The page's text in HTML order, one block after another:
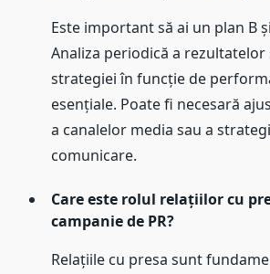
Este important să ai un plan B
Analiza periodică a rezultatelor
strategiei în funcție de
esențiale. Poate fi necesară
a canalelor media sau a
comunicare.
Care este rolul relațiilor cu
campanie de PR?
Relațiile cu presa sunt